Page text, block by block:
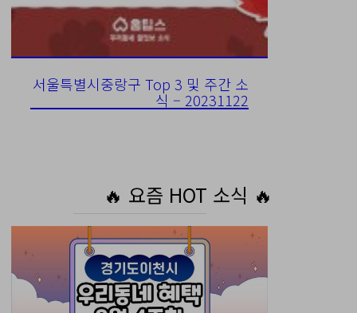
서울특별시중랑구 Top 3 및 주간 소
식 – 20231122
🔥 요즘 HOT 소식 🔥